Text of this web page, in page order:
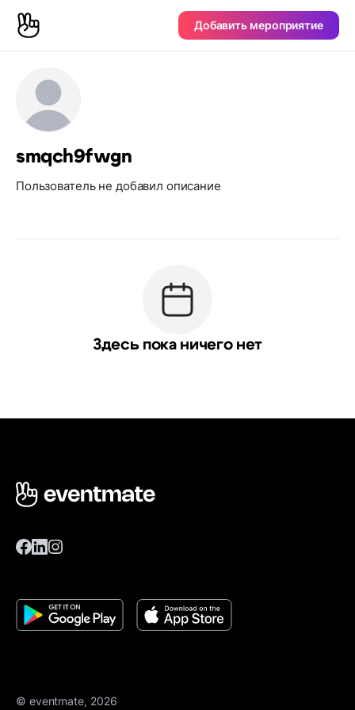
Добавить мероприятие
smqch9fwgn
Пользователь не добавил описание
Здесь пока ничего нет
© eventmate, 2026